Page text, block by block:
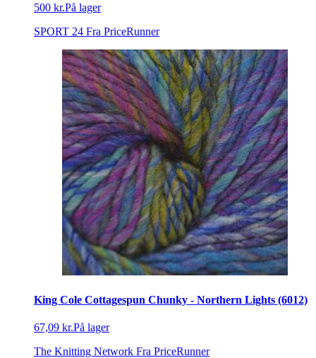
500 kr.På lager
SPORT 24 Fra PriceRunner
King Cole Cottagespun Chunky - Northern Lights (6012)
67,09 kr.På lager
The Knitting Network Fra PriceRunner